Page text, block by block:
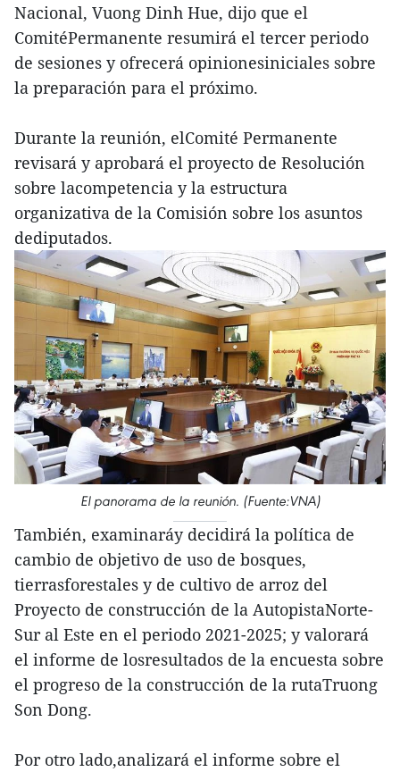
Nacional, Vuong Dinh Hue, dijo que el
ComitéPermanente resumirá el tercer periodo
de sesiones y ofrecerá opinionesiniciales sobre
la preparación para el próximo.
Durante la reunión, elComité Permanente
revisará y aprobará el proyecto de Resolución
sobre lacompetencia y la estructura
organizativa de la Comisión sobre los asuntos
dediputados.
El panorama de la reunión. (Fuente:VNA)
También, examinaráy decidirá la política de
cambio de objetivo de uso de bosques,
tierrasforestales y de cultivo de arroz del
Proyecto de construcción de la AutopistaNorte-
Sur al Este en el periodo 2021-2025; y valorará
el informe de losresultados de la encuesta sobre
el progreso de la construcción de la rutaTruong
Son Dong.
Por otro lado,analizará el informe sobre el